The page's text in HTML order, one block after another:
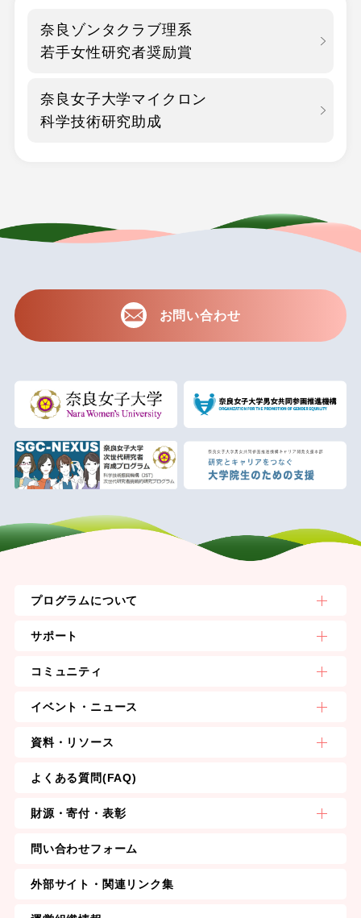
奈良ゾンタクラブ理系
若手女性研究者奨励賞
奈良女子大学マイクロン
科学技術研究助成
お問い合わせ
プログラムについて
サポート
コミュニティ
イベント・ニュース
資料・リソース
よくある質問(FAQ)
財源・寄付・表彰
問い合わせフォーム
外部サイト・関連リンク集